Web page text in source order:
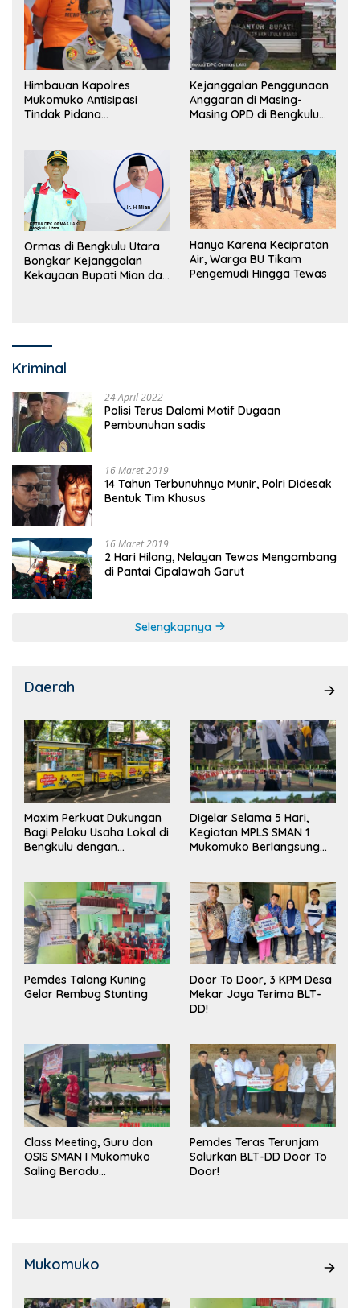
Himbauan Kapolres
Mukomuko Antisipasi
Tindak Pidana
Kejanggalan Penggunaan
Anggaran di Masing-
Masing OPD di Bengkulu
Ormas di Bengkulu Utara
Bongkar Kejanggalan
Kekayaan Bupati Mian dan
Hanya Karena Kecipratan
Air, Warga BU Tikam
Pengemudi Hingga Tewas
Kriminal
24 April 2022
Polisi Terus Dalami Motif Dugaan
Pembunuhan sadis
16 Maret 2019
14 Tahun Terbunuhnya Munir, Polri Didesak
Bentuk Tim Khusus
16 Maret 2019
2 Hari Hilang, Nelayan Tewas Mengambang
di Pantai Cipalawah Garut
Selengkapnya
Daerah
Maxim Perkuat Dukungan
Bagi Pelaku Usaha Lokal di
Bengkulu dengan
Pasar
Digelar Selama 5 Hari,
Kegiatan MPLS SMAN 1
Mukomuko Berlangsung
Pemdes Talang Kuning
Gelar Rembug Stunting
Door To Door, 3 KPM Desa
Mekar Jaya Terima BLT-
DD!
Class Meeting, Guru dan
OSIS SMAN I Mukomuko
Saling Beradu
Pemdes Teras Terunjam
Salurkan BLT-DD Door To
Door!
Mukomuko